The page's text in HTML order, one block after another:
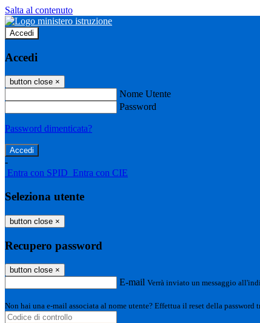
Salta al contenuto
Accedi
Accedi
button close ×
Nome Utente
Password
Password dimenticata?
-
Entra con SPID Entra con CIE
Seleziona utente
button close ×
Recupero password
button close ×
E-mail Verrà inviato un messaggio
Non hai una e-mail associata al nome utente? Effettua il reset della password